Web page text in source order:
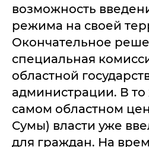
возможность
режима на своей
Окончательное
специальная
областной
администрации. В
самом областном
Сумы) власти уже
для граждан. На